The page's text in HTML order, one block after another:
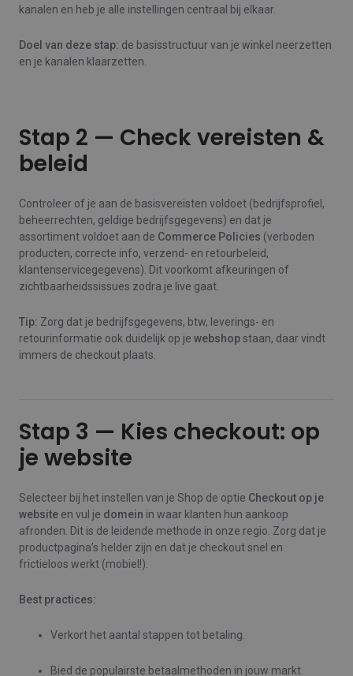
kanalen en heb je alle instellingen centraal bij elkaar.
Doel van deze stap: de basisstructuur van je winkel neerzetten
en je kanalen klaarzetten.
Stap 2 — Check vereisten &
beleid
Controleer of je aan de basisvereisten voldoet (bedrijfsprofiel,
beheerrechten, geldige bedrijfsgegevens) en dat je
assortiment voldoet aan de Commerce Policies (verboden
producten, correcte info, verzend- en retourbeleid,
klantenservicegegevens). Dit voorkomt afkeuringen of
zichtbaarheidssissues zodra je live gaat.
Tip: Zorg dat je bedrijfsgegevens, btw, leverings- en
retourinformatie ook duidelijk op je webshopstaan, daar vindt
immers de checkout plaats.
Stap 3 — Kies checkout: op
je website
Selecteer bij het instellen van je Shop de optie Checkout op je
website en vul je domein in waar klanten hun aankoop
afronden. Dit is de leidende methode in onze regio. Zorg dat je
productpagina’s helder zijn en dat je checkout snel en
frictieloos werkt (mobiel!).
Best practices:
Verkort het aantal stappen tot betaling.
Bied de populairste betaalmethoden in jouw markt.